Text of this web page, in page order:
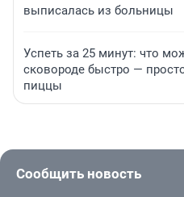
выписалась из больницы
Успеть за 25 минут: что
сковороде быстро —
пиццы
Сообщить новость